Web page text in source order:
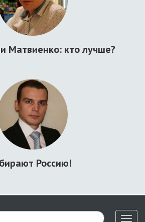
Матвиенко: кто лучше?
Россию!